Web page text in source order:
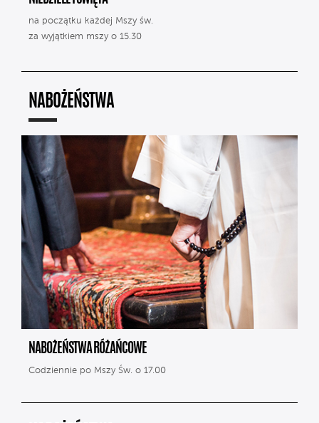
na początku każdej Mszy św.
za wyjątkiem mszy o 15.30
NABOŻEŃSTWA
NABOŻEŃSTWA RÓŻAŃCOWE
Codziennie po Mszy Św. o 17.00